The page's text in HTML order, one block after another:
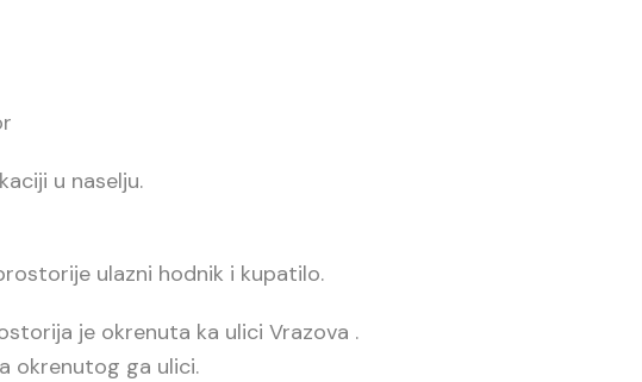
u naselju.
ulazni hodnik i kupatilo.
je okrenuta ka ulici Vrazova .
okrenutog ga ulici.